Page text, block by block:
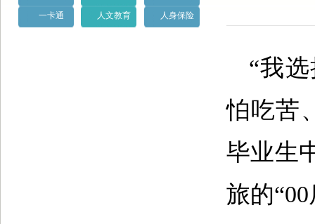
一卡通 人文教育 人身保险
“我
怕吃苦
毕业生
旅的